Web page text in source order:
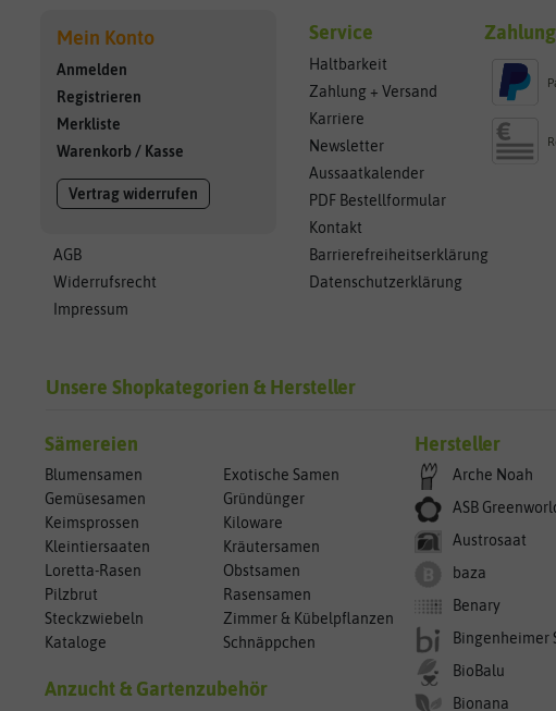
Mein Konto
Anmelden
Registrieren
Merkliste
Warenkorb / Kasse
Vertrag widerrufen
AGB
Widerrufsrecht
Impressum
Service
Haltbarkeit
Zahlung + Versand
Karriere
Newsletter
Aussaatkalender
PDF Bestellformular
Kontakt
Barrierefreiheitserklärung
Datenschutzerklärung
Unsere Shopkategorien & Hersteller
Sämereien
Blumensamen
Exotische Samen
Gemüsesamen
Gründünger
Keimsprossen
Kiloware
Kleintiersaaten
Kräutersamen
Loretta-Rasen
Obstsamen
Pilzbrut
Rasensamen
Steckzwiebeln
Zimmer & Kübelpflanzen
Kataloge
Schnäppchen
Anzucht & Gartenzubehör
Hersteller
Arche Noah
ASB
Austrosaat
baza
Benary
Bingenheimer
BioBalu
Bionana